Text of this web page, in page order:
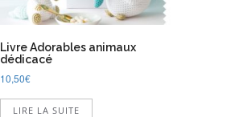
Livre Adorables animaux
dédicacé
10,50€
LIRE LA SUITE